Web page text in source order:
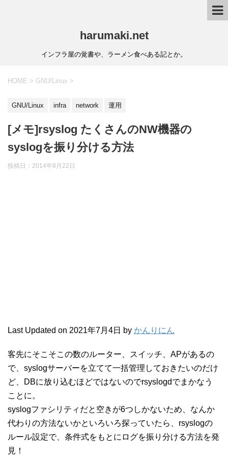
harumaki.net
インフラ屋の覚書や、ラーメン食べある記とか。
HOME > GNU/Linux >
GNU/Linux infra network 運用
[メモ]rsyslog たくさんのNW機器の
syslogを振り分ける方法
投稿日：2014年8月22日
Last Updated on 2021年7月4日 by かんりにん
客先にそこそこの数のルーター、スイッチ、APがあるの
で、syslogサーバーを立てて一括管理しておきたいのだけ
ど、DBに放り込むほどではないのでrsyslogdでまかなう
ことに。
syslogファシリティだと空きが6つしかないため、なんか
代わりの方法ないかといろいろ探っていたら、rsyslogの
ルール設定で、条件式をもとにログを振り分ける方法を発
見！